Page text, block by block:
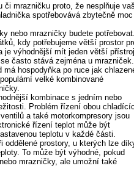
či mrazničku proto, že nesplňuje
spotřebovává zbytečně moc
nebo mrazničky budete potřebovat.
kdy potřebujeme větší prostor
je výhodnější mít jeden větší přístroj,
často stává zejména u mrazniček.
hospodyňka po ruce jak
velké kombinované
kombinace s jedním nebo
Problém řízení obou
a také motorkompresory jsou
řízení teplot může být
teplotu v každé části.
oddělené prostory, u kterých lze
To může být výhodné, pokud
mrazničky, ale umožní také